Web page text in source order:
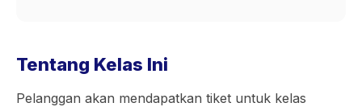
Tentang Kelas Ini
Pelanggan akan mendapatkan tiket untuk kelas